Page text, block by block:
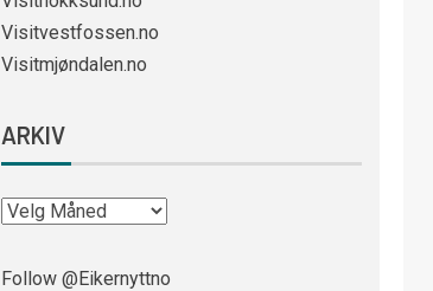
Visitvestfossen.no
Visitmjøndalen.no
ARKIV
Follow @Eikernyttno